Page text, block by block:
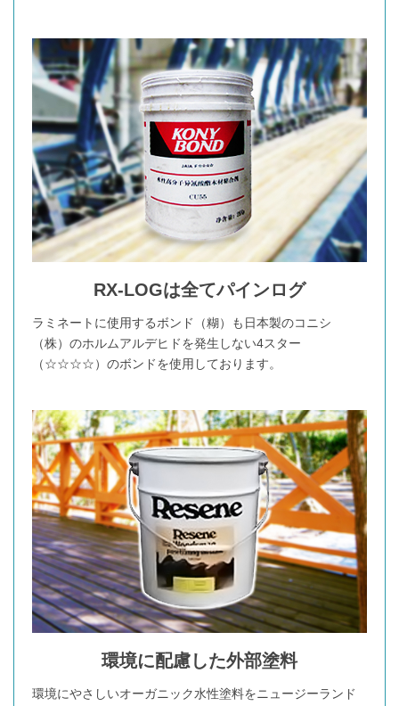
RX-LOGは全てパインログ
ラミネートに使用するボンド（糊）も日本製のコニシ
（株）のホルムアルデヒドを発生しない4スター
（☆☆☆☆）のボンドを使用しております。
環境に配慮した外部塗料
環境にやさしいオーガニック水性塗料をニュージーランド